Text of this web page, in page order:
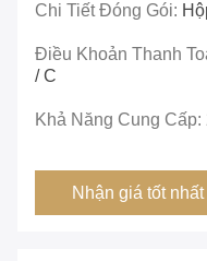
Chi Tiết Đóng Gói:
Điều Khoản Thanh
/ C
Khả Năng Cung Cấp:
Nhận giá tốt nhất